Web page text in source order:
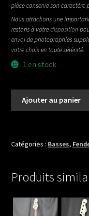
pièce conserve son caractère
Nous attachons une
restons à votredisposition
envoi de photographies
votre choix en toute sérénité.
1 en stock
BASS
Ajouter au panier
Catégories : Basses,
Produits